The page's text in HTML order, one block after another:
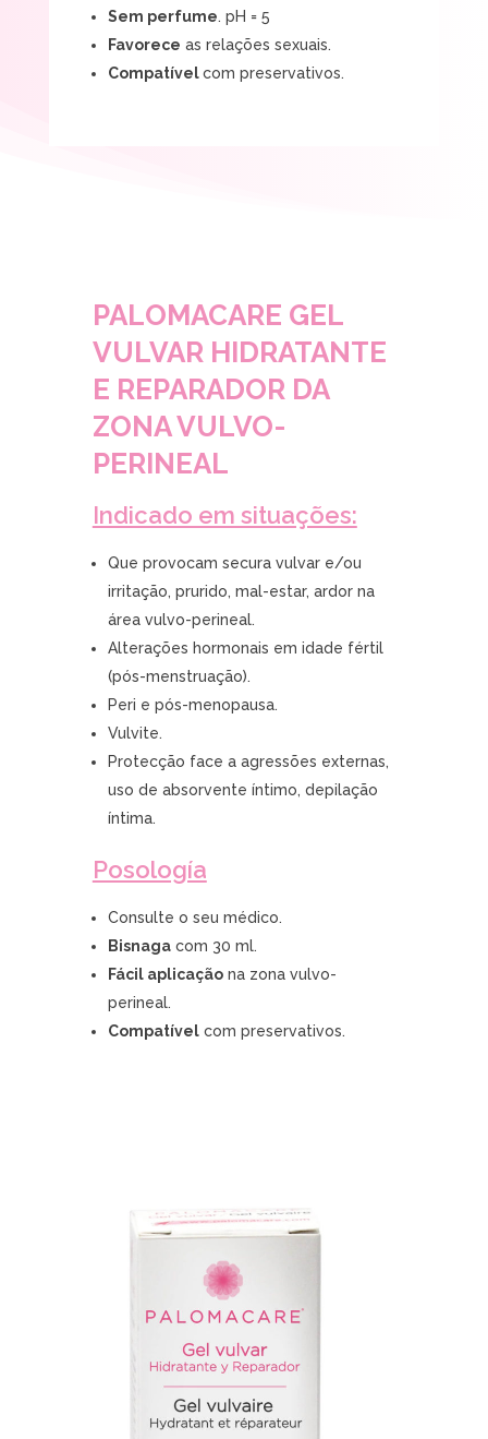
Sem perfume. pH = 5
Favorece as relações sexuais.
Compatívelcom preservativos.
PALOMACARE GEL
VULVAR HIDRATANTE
E REPARADOR DA
ZONA VULVO-
PERINEAL
Indicado em situações:
Que provocam secura vulvar e/ou
irritação, prurido, mal-estar, ardor na
área vulvo-perineal.
Alterações hormonais em idade fértil
(pós-menstruação).
Peri e pós-menopausa.
Vulvite.
Protecção face a agressões externas,
uso de absorvente íntimo, depilação
íntima.
Posología
Consulte o seu médico.
Bisnagacom 30 ml.
Fácil aplicaçãona zona vulvo-
perineal.
Compatívelcom preservativos.